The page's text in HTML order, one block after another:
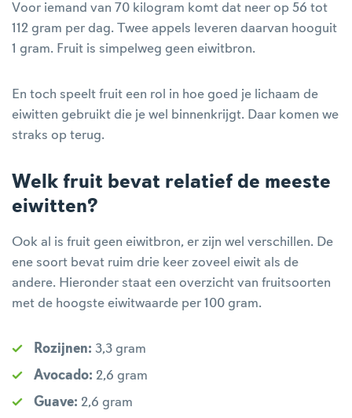
Voor iemand van 70 kilogram komt dat neer op 56 tot
112 gram per dag. Twee appels leveren daarvan hooguit
1 gram. Fruit is simpelweg geen eiwitbron.
En toch speelt fruit een rol in hoe goed je lichaam de
eiwitten gebruikt die je wel binnenkrijgt. Daar komen we
straks op terug.
Welk fruit bevat relatief de meeste
eiwitten?
Ook al is fruit geen eiwitbron, er zijn wel verschillen. De
ene soort bevat ruim drie keer zoveel eiwit als de
andere. Hieronder staat een overzicht van fruitsoorten
met de hoogste eiwitwaarde per 100 gram.
Rozijnen: 3,3 gram
Avocado: 2,6 gram
Guave: 2,6 gram